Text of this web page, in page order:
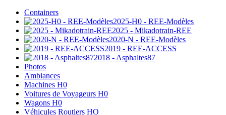
Containers
2025-H0 - REE-Modèles
2025 - Mikadotrain-REE
2020-N - REE-Modèles
2019 - REE-ACCESS
2018 - Asphaltes87
Photos
Ambiances
Machines H0
Voitures de Voyageurs H0
Wagons H0
Véhicules Routiers HO